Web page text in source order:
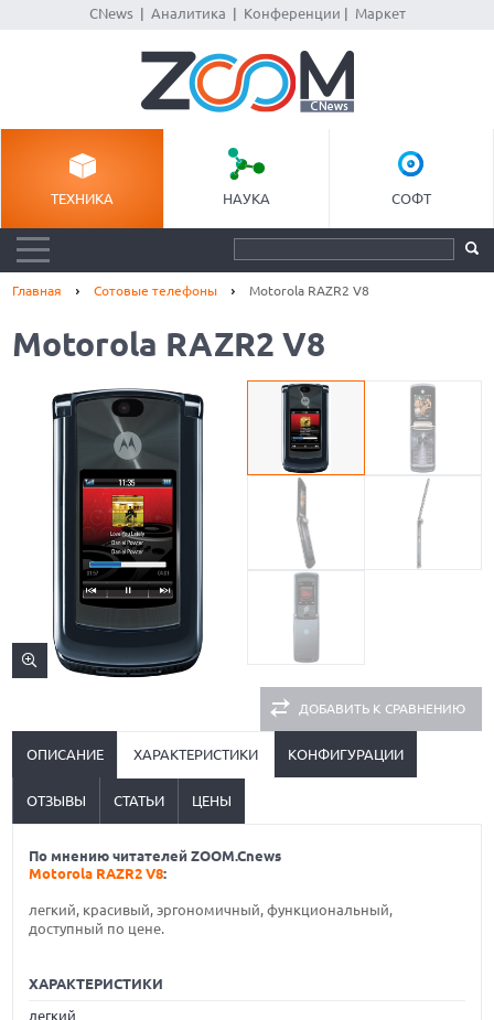
CNews| Аналитика Конференции Маркет
ТЕХНИКА НАУКА СОФТ
Главная Сотовые телефоны Motorola RAZR2 V8
Motorola RAZR2 V8
ДОБАВИТЬ К СРАВНЕНИЮ
ОПИСАНИЕ ХАРАКТЕРИСТИКИ КОНФИГУРАЦИИ
ОТЗЫВЫ СТАТЬИ ЦЕНЫ
По мнению читателей ZOOM.Cnews
Motorola RAZR2 V8:
легкий, красивый, эргономичный, функциональный,
доступный по цене.
ХАРАКТЕРИСТИКИ
легкий